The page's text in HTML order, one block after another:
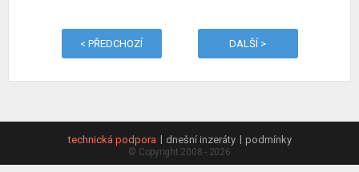
< PŘEDCHOZÍ DALŠÍ >
technická podpora dnešní inzeráty podmínky
© Copyright 2008 - 2026